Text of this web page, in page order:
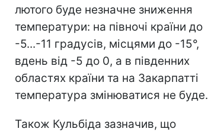
лютого буде незначне зниження
температури: на півночі країни до
-5...-11 градусів, місцями до -15°,
вдень від -5 до 0, а в південних
областях країни та на Закарпатті
температура змінюватися не буде.
Також Кульбіда зазначив, що